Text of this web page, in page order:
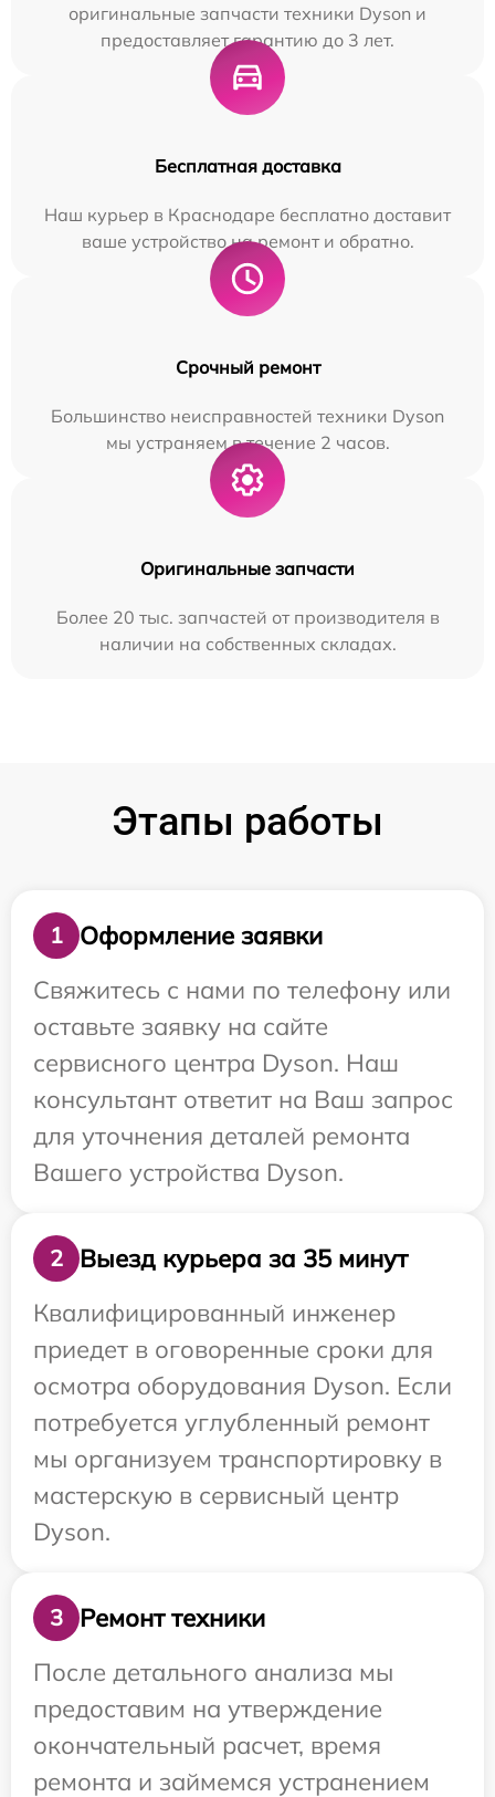
оригинальные запчасти техники Dyson и
предоставляет гарантию до 3 лет.
Бесплатная доставка
Наш курьер в Краснодаре бесплатно доставит
ваше устройство на ремонт и обратно.
Срочный ремонт
Большинство неисправностей техники Dyson
мы устраняем в течение 2 часов.
Оригинальные запчасти
Более 20 тыс. запчастей от производителя в
наличии на собственных складах.
Этапы работы
1
Оформление заявки
Свяжитесь с нами по телефону или
оставьте заявку на сайте
сервисного центра Dyson. Наш
консультант ответит на Ваш запрос
для уточнения деталей ремонта
Вашего устройства Dyson.
2
Выезд курьера за 35 минут
Квалифицированный инженер
приедет в оговоренные сроки для
осмотра оборудования Dyson. Если
потребуется углубленный ремонт
мы организуем транспортировку в
мастерскую в сервисный центр
Dyson.
3
Ремонт техники
После детального анализа мы
предоставим на утверждение
окончательный расчет, время
ремонта и займемся устранением